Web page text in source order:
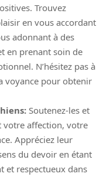
Trouvez
en vous accordant
adonnant à des
en prenant soin de
N’hésitez pas à
voyance pour obtenir
Soutenez-les et
votre affection, votre
Appréciez leur
du devoir en étant
et respectueux dans